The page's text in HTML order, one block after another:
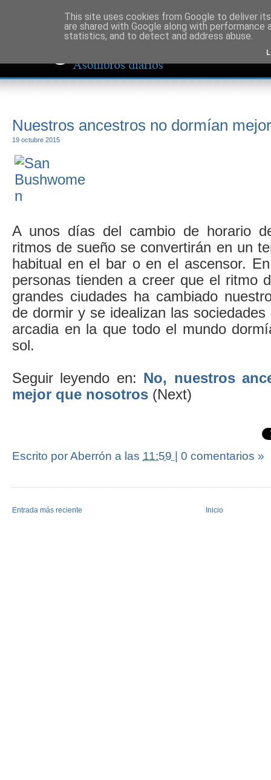
Nuestros ancestros no dormían
19 octubre 2015
A unos días del cambio de horario
ritmos de sueño se convertirán en un
habitual en el bar o en el ascensor.
personas tienden a creer que el ritmo
grandes ciudades ha cambiado
de dormir y se idealizan las
arcadia en la que todo el mundo
sol.
Seguir leyendo en: No, nuestros
mejor que nosotros (Next)
Escrito por Aberrón a las 11:59 | 0 comentarios »
Entrada más reciente Inicio
This site uses cookies from Google to deliver
are shared with Google along with
statistics, and to detect and address abuse.